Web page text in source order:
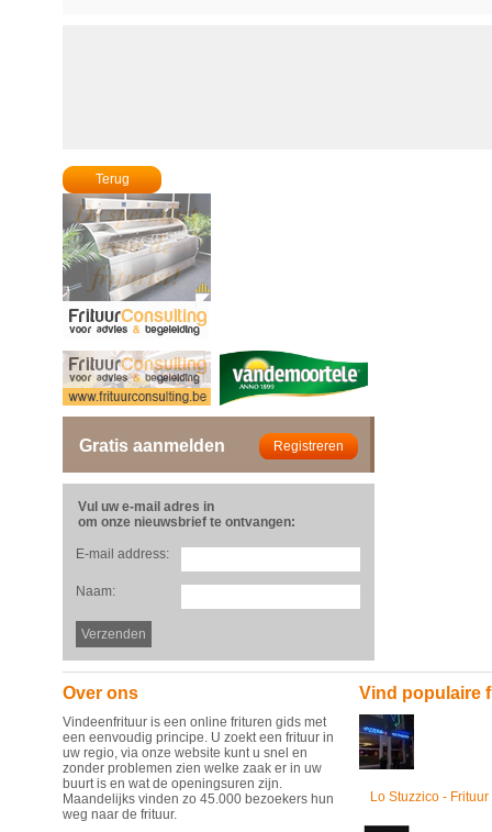
Terug
Gratis aanmelden
Vul uw e-mail adres in
om onze nieuwsbrief te ontvangen:
E-mail address:
Naam:
Over ons
Vindeenfrituur is een online frituren gids met
een eenvoudig principe. U zoekt een frituur in
uw regio, via onze website kunt u snel en
zonder problemen zien welke zaak er in uw
buurt is en wat de openingsuren zijn.
Maandelijks vinden zo 45.000 bezoekers hun
weg naar de frituur.
Vind populaire
Lo Stuzzico -